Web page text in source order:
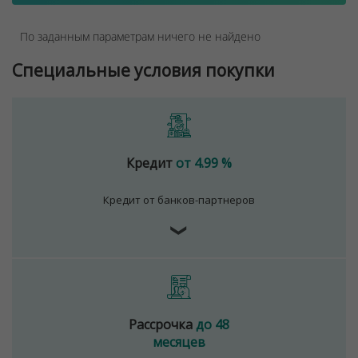
По заданным параметрам ничего не найдено
Специальные условия покупки
Кредит от 4.99 %
Кредит от банков-партнеров
❯
Рассрочкадо 48
месяцев